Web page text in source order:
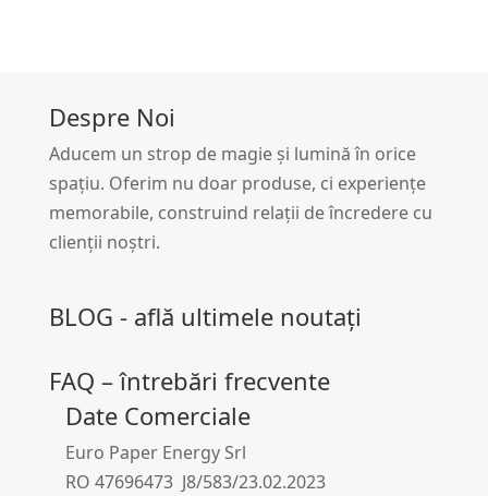
Despre Noi
Aducem un strop de magie și lumină în orice
spațiu. Oferim nu doar produse, ci experiențe
memorabile, construind relații de încredere cu
clienții noștri.
BLOG - află ultimele noutați
FAQ – întrebări frecvente
Date Comerciale
Euro Paper Energy Srl
RO 47696473 J8/583/23.02.2023